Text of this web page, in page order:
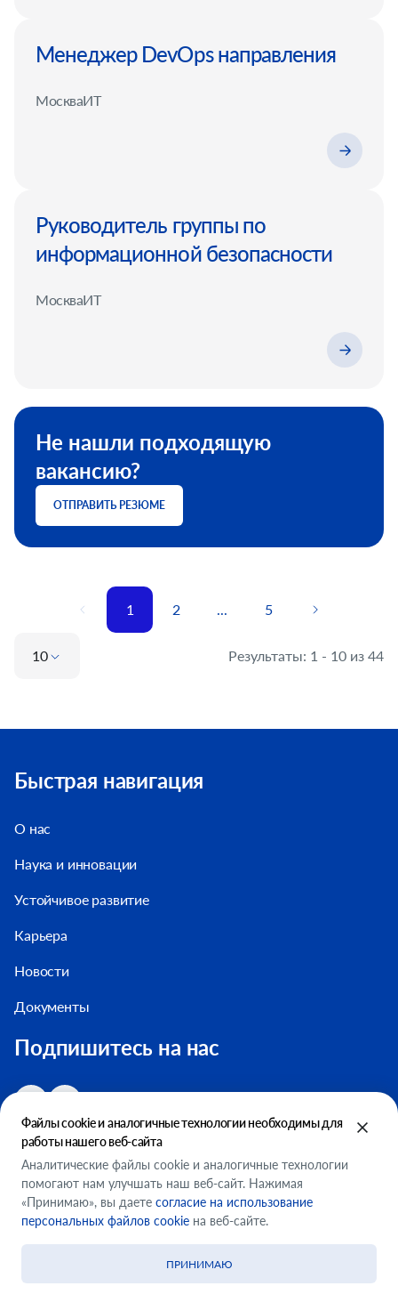
Менеджер DevOps направления
МоскваИТ
Руководитель группы по
информационной безопасности
МоскваИТ
Не нашли подходящую
вакансию?
ОТПРАВИТЬ РЕЗЮМЕ
1 2 ... 5
10 Результаты: 1 - 10 из 44
Быстрая навигация
О нас
Наука и инновации
Устойчивое развитие
Карьера
Новости
Документы
Подпишитесь на нас
Настройки файлов cookie
Условия использования
ООО "ФМСМ"
Файлы cookie и аналогичные технологии необходимы для
работы нашего веб-сайта
Аналитические файлы cookie и аналогичные технологии
помогают нам улучшать наш веб-сайт. Нажимая
«Принимаю», вы даете согласие на использование
персональных файлов cookie на веб-сайте.
ПРИНИМАЮ